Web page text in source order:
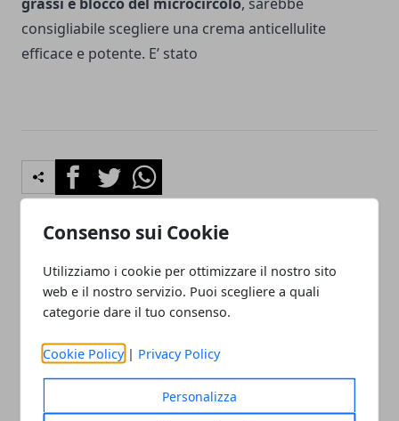
Consenso sui Cookie
Utilizziamo i cookie per ottimizzare il nostro sito
web e il nostro servizio. Puoi scegliere a quali
categorie dare il tuo consenso.
Cookie Policy | Privacy Policy
Personalizza
consigliabile scegliere una crema anticellulite
efficace e potente. E’ stato
FacebookTwitterWhatsapp
Articolo Precedente
Cerotti dimagranti, perche
usarli?
Articolo Successivo